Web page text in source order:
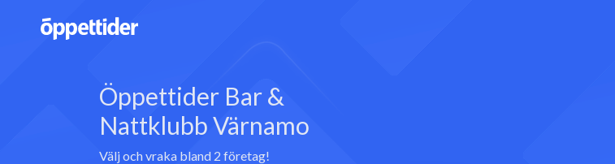
Öppettider Bar &
Nattklubb Värnamo
Välj och vraka bland 2 företag!